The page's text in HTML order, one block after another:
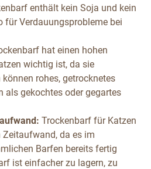
enthält kein Soja und kein
für Verdauungsprobleme bei
hat einen hohen
wichtig ist, da sie
rohes, getrocknetes
als gekochtes oder gegartes
Trockenbarf für Katzen
Zeitaufwand, da es im
Barfen bereits fertig
ist einfacher zu lagern, zu